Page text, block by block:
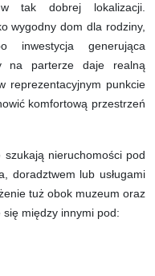
tak dobrej lokalizacji.
wygodny dom dla rodziny,
inwestycja generująca
na parterze daje realną
reprezentacyjnym punkcie
komfortową przestrzeń
nieruchomości pod
doradztwem lub usługami
tuż obok muzeum oraz
między innymi pod: